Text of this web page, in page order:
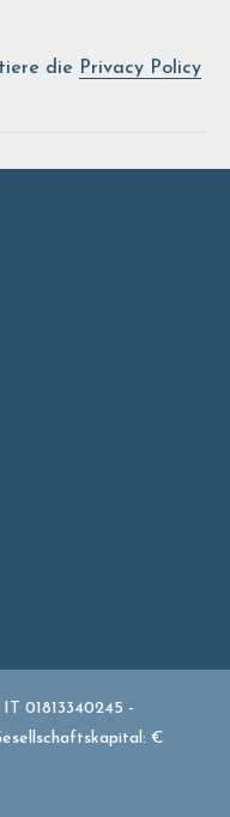
die Privacy Policy
01813340245 -
€